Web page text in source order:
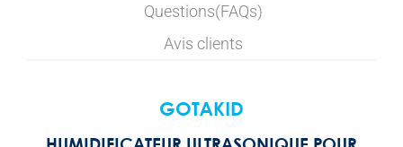
Questions(FAQs)
Avis clients
GOTAKID